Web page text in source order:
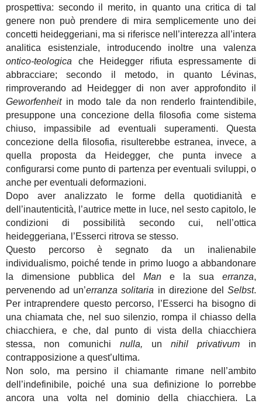
prospettiva: secondo il merito, in quanto una critica di tal
genere non può prendere di mira semplicemente uno dei
concetti heideggeriani, ma si riferisce nell’interezza all’intera
analitica esistenziale, introducendo inoltre una valenza
ontico-teologica che Heidegger rifiuta espressamente di
abbracciare; secondo il metodo, in quanto Lévinas,
rimproverando ad Heidegger di non aver approfondito il
Geworfenheit in modo tale da non renderlo fraintendibile,
presuppone una concezione della filosofia come sistema
chiuso, impassibile ad eventuali superamenti. Questa
concezione della filosofia, risulterebbe estranea, invece, a
quella proposta da Heidegger, che punta invece a
configurarsi come punto di partenza per eventuali sviluppi, o
anche per eventuali deformazioni.
Dopo aver analizzato le forme della quotidianità e
dell’inautenticità, l’autrice mette in luce, nel sesto capitolo, le
condizioni di possibilità secondo cui, nell’ottica
heideggeriana, l’Esserci ritrova se stesso.
Questo percorso è segnato da un inalienabile
individualismo, poiché tende in primo luogo a abbandonare
la dimensione pubblica del Man e la sua erranza,
pervenendo ad un’erranza solitaria in direzione delSelbst.
Per intraprendere questo percorso, l’Esserci ha bisogno di
una chiamata che, nel suo silenzio, rompa il chiasso della
chiacchiera, e che, dal punto di vista della chiacchiera
stessa, non comunichi nulla, un nihil privativum in
contrapposizione a quest’ultima.
Non solo, ma persino il chiamante rimane nell’ambito
dell’indefinibile, poiché una sua definizione lo porrebbe
ancora una volta nel dominio della chiacchiera. La